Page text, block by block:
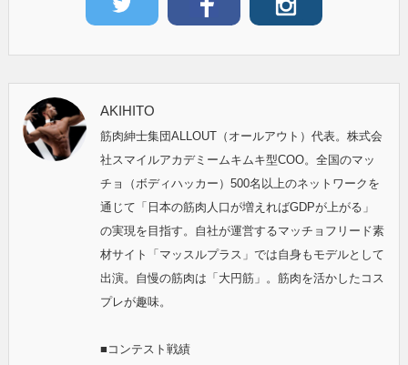
AKIHITO
筋肉紳士集団ALLOUT（オールアウト）代表。株式会
社スマイルアカデミームキムキ型COO。全国のマッ
チョ（ボディハッカー）500名以上のネットワークを
通じて「日本の筋肉人口が増えればGDPが上がる」
の実現を目指す。自社が運営するマッチョフリード素
材サイト「マッスルプラス」では自身もモデルとして
出演。自慢の筋肉は「大円筋」。筋肉を活かしたコス
プレが趣味。
■コンテスト戦績